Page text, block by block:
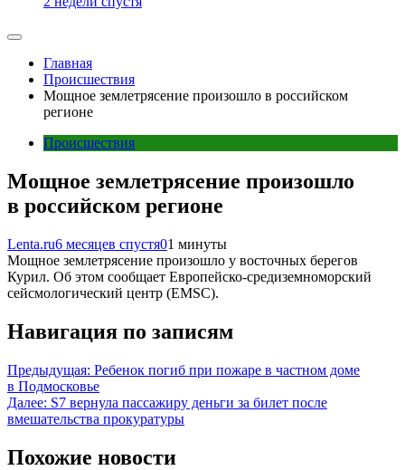
Главная
Происшествия
Мощное землетрясение произошло в российском
регионе
Происшествия
Мощное землетрясение произошло
в российском регионе
Lenta.ru6 месяцев спустя01 минуты
Мощное землетрясение произошло у восточных берегов
Курил. Об этом сообщает Европейско-средиземноморский
сейсмологический центр (EMSC).
Навигация по записям
Предыдущая: Ребенок погиб при пожаре в частном доме
в Подмосковье
Далее: S7 вернула пассажиру деньги за билет после
вмешательства прокуратуры
Похожие новости